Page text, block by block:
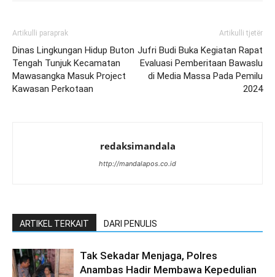
Artikulli paraprak
Dinas Lingkungan Hidup Buton
Tengah Tunjuk Kecamatan
Mawasangka Masuk Project
Kawasan Perkotaan
Artikulli tjetër
Jufri Budi Buka Kegiatan Rapat
Evaluasi Pemberitaan Bawaslu
di Media Massa Pada Pemilu
2024
redaksimandala
http://mandalapos.co.id
ARTIKEL TERKAIT DARI PENULIS
Tak Sekadar Menjaga, Polres
Anambas Hadir Membawa Kepedulian